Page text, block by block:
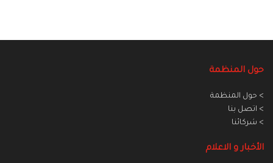
حول المنظمة
> حول المنظمة
> اتصل بنا
> شركائنا
الأخبار و الاعلام